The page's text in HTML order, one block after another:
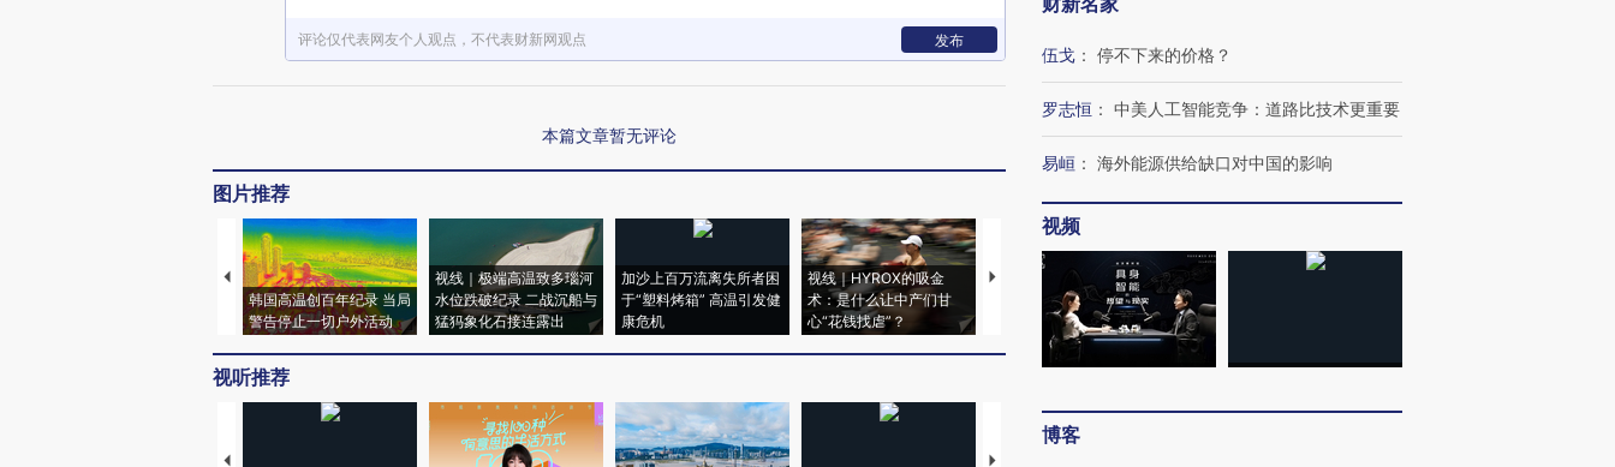
评论仅代表网友个人观点，不代表财新网观点 发布
本篇文章暂无评论
图片推荐
韩国高温创百年纪录 当局
警告停止一切户外活动
视线｜极端高温致多瑙河
水位跌破纪录 二战沉船与
猛犸象化石接连露出
加沙上百万流离失所者困
于“塑料烤箱” 高温引发健
康危机
视线｜HYROX的吸金
术：是什么让中产们甘
心“花钱找虐”？
马航飞行员跨国走私7万
粒摇头丸 尿检体内含3种
度Z世代 用街头抗争将教
育部长拱下台
视听推荐
【推广】走进第四届链博
伍戈 ： 停不下来的价格？
罗志恒 ： 中美人工智能竞争：道路比技术更重要
易峘 ： 海外能源供给缺口对中国的影响
视频
博客